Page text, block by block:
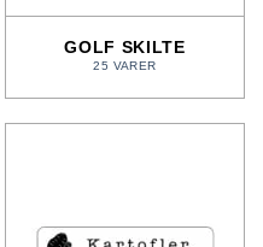
GOLF SKILTE
25 VARER